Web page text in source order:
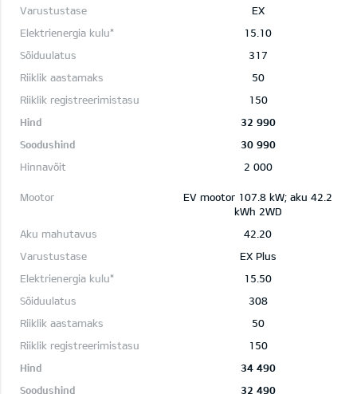
EX
15.10
317
50
150
32 990
30 990
2 000
EV mootor 107.8 kW; aku 42.2
kWh 2WD
42.20
EX Plus
15.50
308
50
150
34 490
32 490